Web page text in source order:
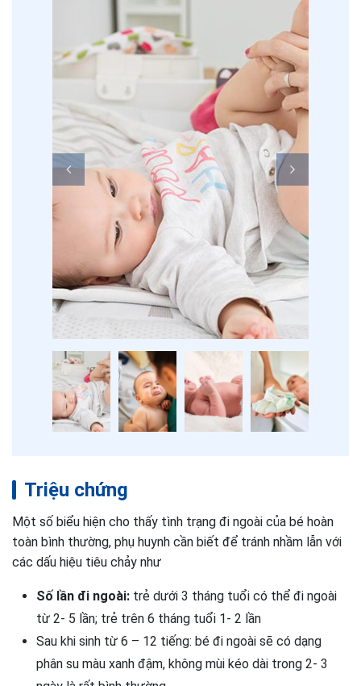
Triệu chứng
Một số biểu hiện cho thấy tình trạng đi ngoài của bé hoàn
toàn bình thường, phụ huynh cần biết để tránh nhầm lẫn với
các dấu hiệu tiêu chảy như
Số lần đi ngoài: trẻ dưới 3 tháng tuổi có thể đi ngoài
từ 2- 5 lần; trẻ trên 6 tháng tuổi 1- 2 lần
Sau khi sinh từ 6 – 12 tiếng: bé đi ngoài sẽ có dạng
phân su màu xanh đậm, không mùi kéo dài trong 2- 3